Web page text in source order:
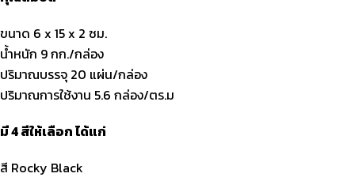
ขนาด 6 x 15 x 2 ซม.
น้ำหนัก 9 กก./กล่อง
ปริมาณบรรจุ 20 แผ่น/กล่อง
ปริมาณการใช้งาน 5.6 กล่อง/ตร.ม
มี 4 สีให้เลือก ได้แก่
สี Rocky Black